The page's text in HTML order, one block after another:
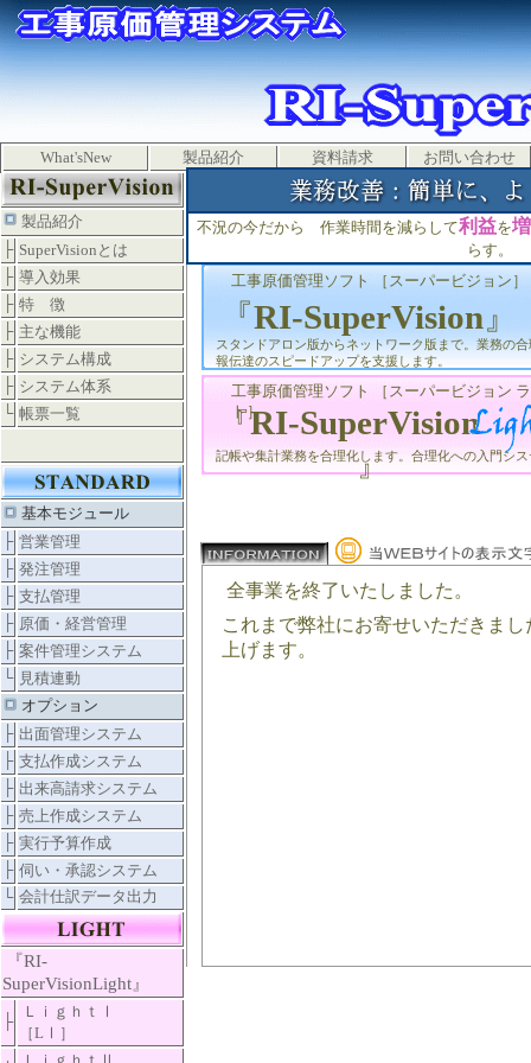
記帳や集計業務を合理化します。合理化への入門シ
スタンドアロン版からネットワーク版まで。業務の
報伝達のスピードアップを支援します。
不況の今だから 作業時間を減らして利益を増
らす。
工事原価管理ソフト ［スーパービジョン
ト］
工事原価管理ソフト ［スーパービジョン］
『RI-SuperVision
』
全事業を終了いたしました。
これまで弊社にお寄せいただきま
上げます。
What'sNew 製品紹介 資料請求 お問い合わせ
『RI-SuperVision 』
製品紹介
├ SuperVisionとは
├ 導入効果
├ 特 徴
├ 主な機能
├ システム構成
├ システム体系
└ 帳票一覧
基本モジュール
├ 営業管理
├ 発注管理
├ 支払管理
├ 原価・経営管理
├ 案件管理システム
└ 見積連動
オプション
├ 出面管理システム
├ 支払作成システム
├ 出来高請求システム
├ 売上作成システム
├ 実行予算作成
├ 伺い・承認システム
└ 会計仕訳データ出力
『RI-
SuperVisionLight』
├
ＬｉｇｈｔⅠ
［LⅠ］